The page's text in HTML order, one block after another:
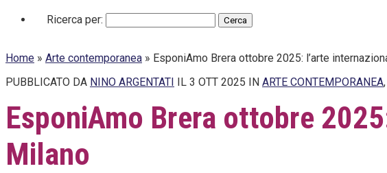
Ricerca per:
Home » Arte contemporanea » EsponiAmo Brera ottobre 2025: l’arte
PUBBLICATO DA NINO ARGENTATI IL 3 OTT 2025 IN ARTE CONTEMPORANEA,
EsponiAmo Brera ottobre
Milano